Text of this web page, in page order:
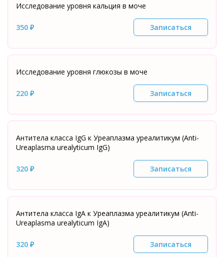
Исследование уровня кальция в моче
350 ₽ Записаться
Исследование уровня глюкозы в моче
220 ₽ Записаться
Антитела класса IgG к Уреаплазма уреалитикум (Аnti-
Ureaplasma urealyticum IgG)
320 ₽ Записаться
Антитела класса IgA к Уреаплазма уреалитикум (Аnti-
Ureaplasma urealyticum IgA)
320 ₽ Записаться